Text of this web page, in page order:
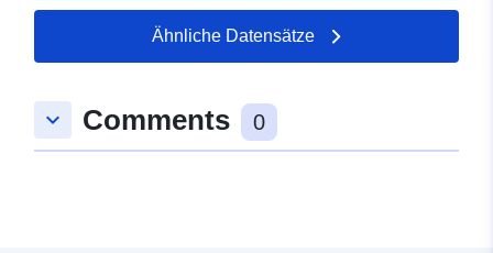
Ähnliche Datensätze
keyboard_arrow_down Comments 0